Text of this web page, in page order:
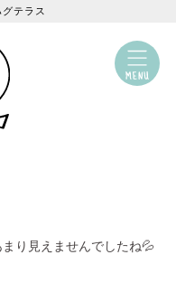
テラス
り見えませんでしたね💦